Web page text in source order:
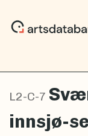
L2-C-7
innsjø-